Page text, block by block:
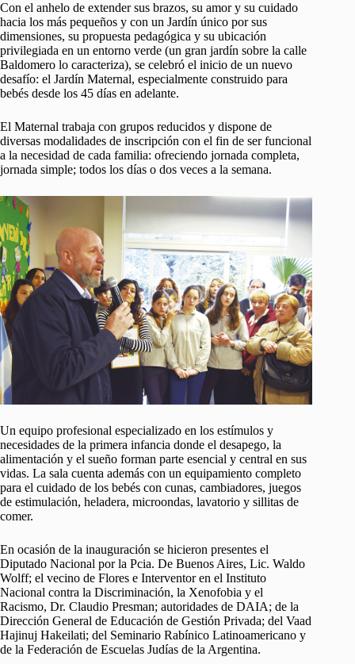
Con el anhelo de extender sus brazos, su amor y su cuidado
hacia los más pequeños y con un Jardín único por sus
dimensiones, su propuesta pedagógica y su ubicación
privilegiada en un entorno verde (un gran jardín sobre la calle
Baldomero lo caracteriza), se celebró el inicio de un nuevo
desafío: el Jardín Maternal, especialmente construido para
bebés desde los 45 días en adelante.
El Maternal trabaja con grupos reducidos y dispone de
diversas modalidades de inscripción con el fin de ser funcional
a la necesidad de cada familia: ofreciendo jornada completa,
jornada simple; todos los días o dos veces a la semana.
Un equipo profesional especializado en los estímulos y
necesidades de la primera infancia donde el desapego, la
alimentación y el sueño forman parte esencial y central en sus
vidas. La sala cuenta además con un equipamiento completo
para el cuidado de los bebés con cunas, cambiadores, juegos
de estimulación, heladera, microondas, lavatorio y sillitas de
comer.
En ocasión de la inauguración se hicieron presentes el
Diputado Nacional por la Pcia. De Buenos Aires, Lic. Waldo
Wolff; el vecino de Flores e Interventor en el Instituto
Nacional contra la Discriminación, la Xenofobia y el
Racismo, Dr. Claudio Presman; autoridades de DAIA; de la
Dirección General de Educación de Gestión Privada; del Vaad
Hajinuj Hakeilati; del Seminario Rabínico Latinoamericano y
de la Federación de Escuelas Judías de la Argentina.